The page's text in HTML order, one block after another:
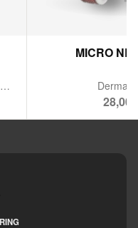
talgregulerende matterende dagcrème.
MICRO